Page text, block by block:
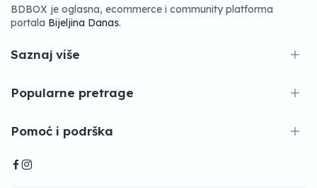
BDBOX je oglasna, ecommerce i community platforma
portala Bijeljina Danas.
Saznaj više
Popularne pretrage
Pomoć i podrška